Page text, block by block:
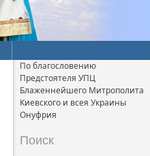
По благословению
Предстоятеля УПЦ
Блаженнейшего Митрополита
Киевского и всея Украины
Онуфрия
Поиск